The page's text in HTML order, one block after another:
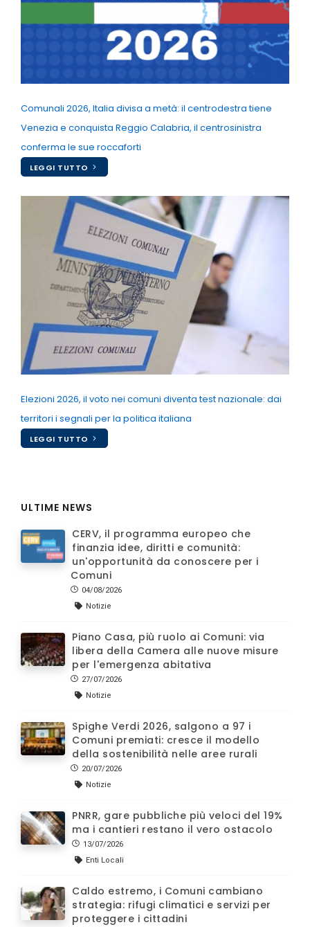
Comunali 2026, Italia divisa a metà: il centrodestra tiene
Venezia e conquista Reggio Calabria, il centrosinistra
conferma le sue roccaforti
LEGGI TUTTO
Elezioni 2026, il voto nei comuni diventa test nazionale: dai
territori i segnali per la politica italiana
LEGGI TUTTO
ULTIME NEWS
CERV, il programma europeo che
finanzia idee, diritti e comunità:
un'opportunità da conoscere per i
Comuni
04/08/2026
Notizie
Piano Casa, più ruolo ai Comuni: via
libera della Camera alle nuove misure
per l'emergenza abitativa
27/07/2026
Notizie
Spighe Verdi 2026, salgono a 97 i
Comuni premiati: cresce il modello
della sostenibilità nelle aree rurali
20/07/2026
Notizie
PNRR, gare pubbliche più veloci del 19%
ma i cantieri restano il vero ostacolo
13/07/2026
Enti Locali
Caldo estremo, i Comuni cambiano
strategia: rifugi climatici e servizi per
proteggere i cittadini